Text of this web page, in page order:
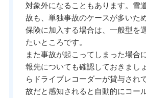
対象外になることもあります。雪
故も、単独事故のケースが多いた
保険に加入する場合は、一般型を
たいところです。
また事故が起こってしまった場合
報先についても確認しておきまし
らドライブレコーダーが貸与され
故だと感知されると自動的にコー